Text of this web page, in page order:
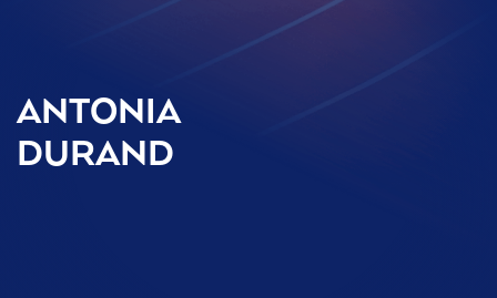
ANTONIA
DURAND